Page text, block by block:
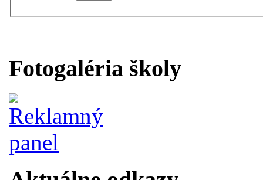
Fotogaléria školy